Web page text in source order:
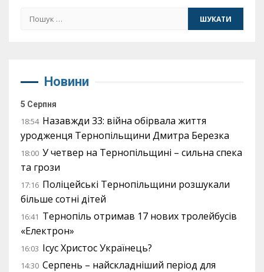
Пошук:
Новини
5 Серпня
18:54 Назавжди 33: війна обірвала життя
уродженця Тернопільщини Дмитра Березка
18:00 У четвер на Тернопільщині – сильна спека
та грози
17:16 Поліцейські Тернопільщини розшукали
більше сотні дітей
16:41 Тернопіль отримав 17 нових тролейбусів
«Електрон»
16:03 Ісус Христос Українець?
14:30 Серпень – найскладніший період для